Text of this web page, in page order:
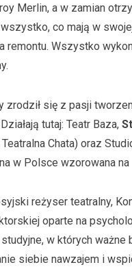
Merlin, a w zamian
co mają w
remontu. Wszystko
zrodził się z pasji
tutaj: Teatr Baza,
Chata) oraz
w Polsce wzorowana
reżyser teatralny,
oparte na
studyjne, w których
siebie nawzajem i